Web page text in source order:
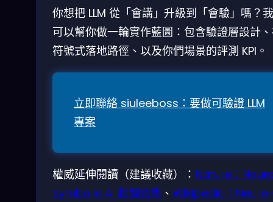
你想把 LLM 從「會講」升級到「會驗」嗎？
可以幫你做一輪實作藍圖：包含驗證層設計
符號式落地路徑、以及你們場景的評測 KPI。
立即聯絡 siuleeboss：要做可驗證 LLM
專案
權威延伸閱讀（建議收藏）： Nature：
symbolic AI 相關合集 、 Wikipedia：